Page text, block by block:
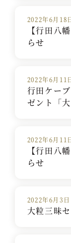
2022年6月18
【行田八
らせ
2022年6月11
行田ケー
ゼント「
2022年6月11
【行田八
らせ
2022年6月3日
大粒三昧